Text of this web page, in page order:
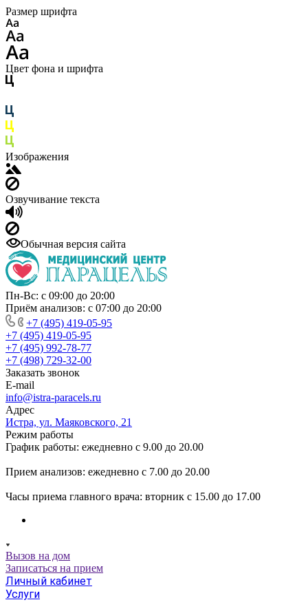
Размер шрифта
Цвет фона и шрифта
Изображения
Озвучивание текста
Обычная версия сайта
Пн-Вс: с 09:00 до 20:00
Приём анализов: с 07:00 до 20:00
+7 (495) 419-05-95
+7 (495) 419-05-95
+7 (495) 992-78-77
+7 (498) 729-32-00
Заказать звонок
E-mail
info@istra-paracels.ru
Адрес
Истра, ул. Маяковского, 21
Режим работы
График работы: ежедневно с 9.00 до 20.00
Прием анализов: ежедневно с 7.00 до 20.00
Часы приема главного врача: вторник с 15.00 до 17.00
Вызов на дом
Записаться на прием
Личный кабинет
Услуги